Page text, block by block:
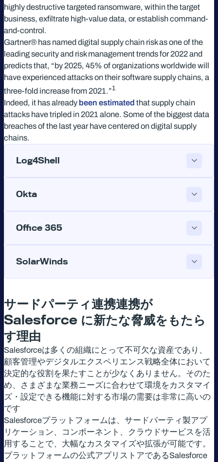
highly destructive targeted ransomware, within the target
business, exfiltrate high-value data, or establish command-
and-control.
Gartner® has named digital supply chain risk as one of the
leading security and risk management trends for 2022 and
predicts that, “by 2025, 45% of organizations worldwide will
have experienced attacks on their software supply chains, a
three-fold increase from 2021.”1
Indeed, it has already been estimated that supply chain
attacks have tripled in 2021 alone. Some of the biggest data
breaches of the last year have centered on digital supply
chains.
Log4Shell
Okta
Office 365
SolarWinds
サードパーティ連携連携が
Salesforce に新たな脅威をもたら
す理由
Salesforceは多くの組織にとって不可欠な資産であり、
顧客管理やデジタルエクスペリエンス戦略全体において
決定的な役割を果たすことが少なくありません。そのた
め、さまざまな業務ニーズに合わせて環境をカスタマイ
ズ・設定できる機能に対する市場の需要は非常に高いの
です
Salesforceプラットフォームは、サードパーティ製アプ
リケーション、コンポーネント、クラウドサービスを活
用することで、大幅なカスタマイズや拡張が可能です。
プラットフォームの公式アプリストアであるSalesforce